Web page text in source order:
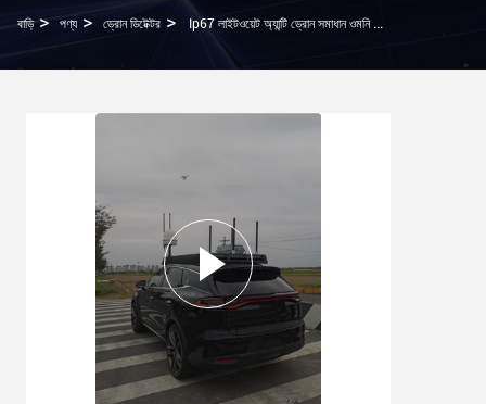
বাড়ি > পণ্য > ড্রোন ডিটেক্টর > Ip67 লাইটওয়েট অ্যান্টি ড্রোন সমাধান ওমনি সনাক্তকরণ